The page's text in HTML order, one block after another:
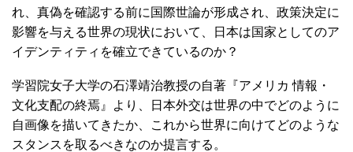
れ、真偽を確認する前に国際世論が形成され、政策決定に
影響を与える世界の現状において、日本は国家としてのア
イデンティティを確立できているのか？
学習院女子大学の石澤靖治教授の自著『アメリカ 情報・
文化支配の終焉』より、日本外交は世界の中でどのように
自画像を描いてきたか、これから世界に向けてどのような
スタンスを取るべきなのか提言する。